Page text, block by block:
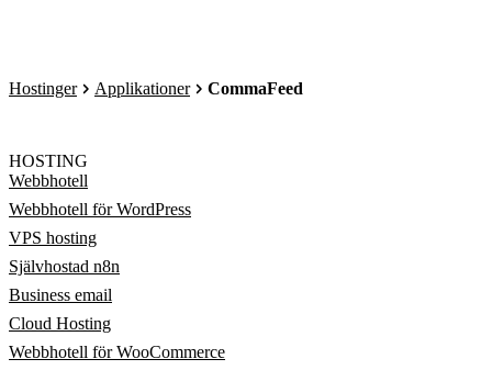
Hostinger Applikationer CommaFeed
HOSTING
Webbhotell
Webbhotell för WordPress
VPS hosting
Självhostad n8n
Business email
Cloud Hosting
Webbhotell för WooCommerce